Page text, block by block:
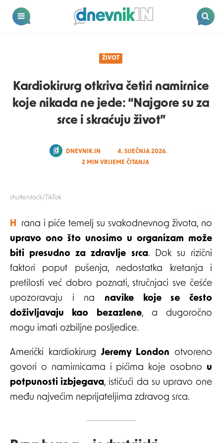
Dnevnik.in
shutterstock/TikTok
ŽIVOT
Kardiokirurg otkriva četiri namirnice
koje nikada ne jede: “Najgore su za
srce i skraćuju život”
POSTED
DNEVNIK.IN
4. SIJEČNJA 2026.
2 MIN VRIJEME ČITANJA
Hrana i piće temelj su svakodnevnog života, no
upravo ono što unosimo u organizam može
biti presudno za zdravlje srca. Dok su rizični
faktori poput pušenja, nedostatka kretanja i
pretilosti već dobro poznati, stručnjaci sve češće
upozoravaju i na navike koje se često
doživljavaju kao bezazlene, a dugoročno
mogu imati ozbiljne posljedice.
Američki kardiokirurg Jeremy London otvoreno
govori o namirnicama i pićima koje osobno u
potpunosti izbjegava, ističući da su upravo one
među najvećim neprijateljima zdravog srca.